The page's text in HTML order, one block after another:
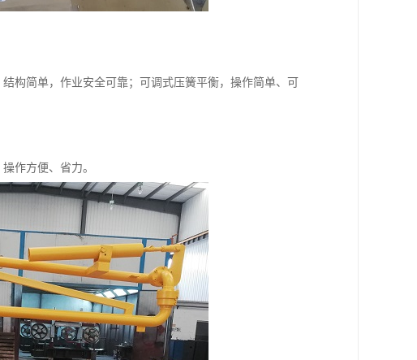
构简单，作业安全可靠；可调式压簧平衡，操作简单、可
作方便、省力。